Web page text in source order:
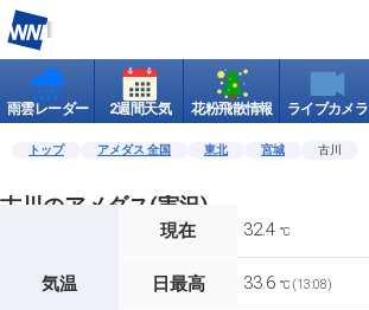
雨雲レーダー 2週間天気 花粉飛散情報 ライブカメラ
トップ アメダス 全国 東北 宮城 古川
古川のアメダス(実況)
気温
現在 32.4 ℃
日最高 33.6 ℃ (13:08)